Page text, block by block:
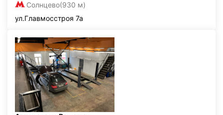
Солнцево(930 м)
ул.Главмосстроя 7а